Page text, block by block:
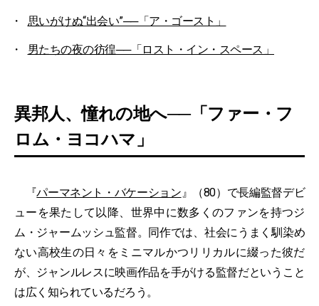
思いがけぬ“出会い”──「ア・ゴースト」
男たちの夜の彷徨──「ロスト・イン・スペース」
異邦人、憧れの地へ──「ファー・フ
ロム・ヨコハマ」
『パーマネント・バケーション』（80）で長編監督デビ
ューを果たして以降、世界中に数多くのファンを持つジ
ム・ジャームッシュ監督。同作では、社会にうまく馴染め
ない高校生の日々をミニマルかつリリカルに綴った彼だ
が、ジャンルレスに映画作品を手がける監督だということ
は広く知られているだろう。